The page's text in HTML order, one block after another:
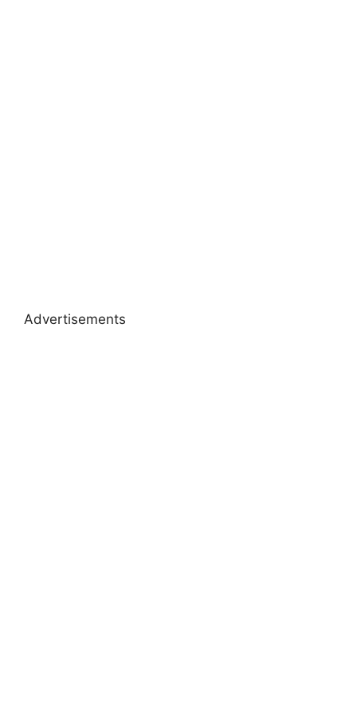
Advertisements